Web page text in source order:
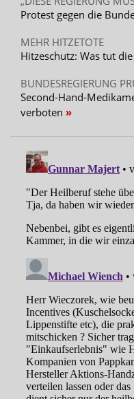
Protest gegen die
MEHR HITZETOTE
Hitzeschutz: Was tut
BUNDESREGIERUNG
Second-Hand-
verboten